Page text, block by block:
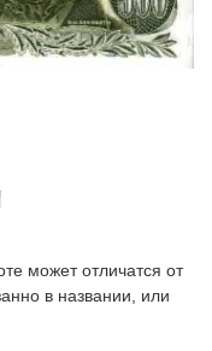
может отличатся от
в названии, или